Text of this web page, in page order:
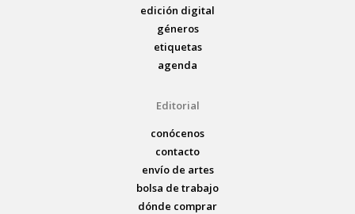
edición digital
géneros
etiquetas
agenda
Editorial
conócenos
contacto
envío de artes
bolsa de trabajo
dónde comprar